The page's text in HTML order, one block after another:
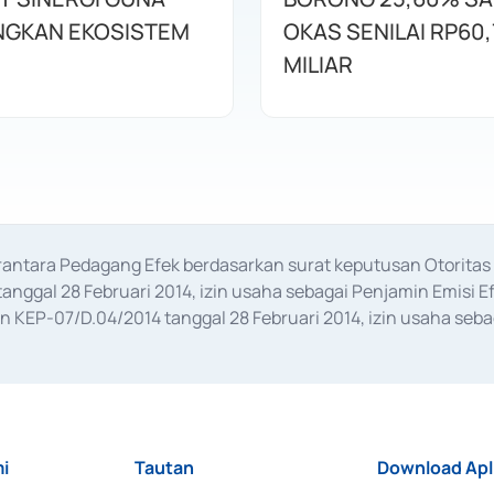
EKOSISTEM
OKAS SENILAI
MILIAR
Pedagang Efek berdasarkan surat keputusan
28 Februari 2014, izin usaha sebagai Penjamin
KEP-07/D.04/2014 tanggal 28 Februari 2014, izin usaha
Tautan Download